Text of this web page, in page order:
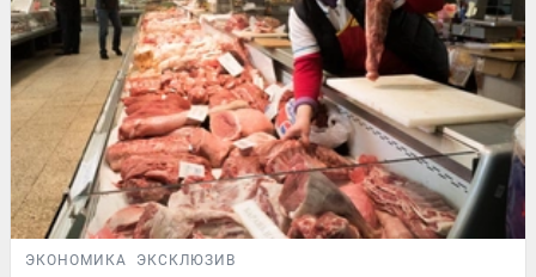
ЭКОНОМИКА ЭКСКЛЮЗИВ